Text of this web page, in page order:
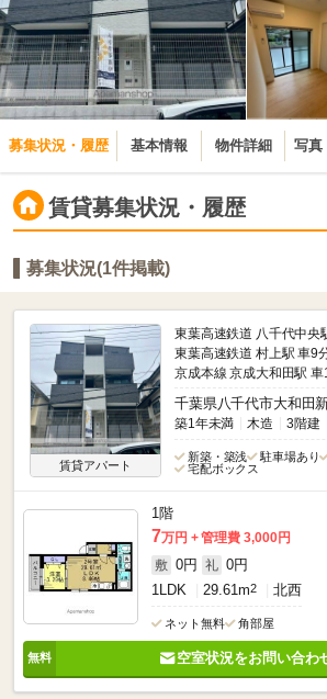
募集状況・履歴 基本情報 物件詳細 写真
賃貸募集状況・履歴
募集状況(1件掲載)
賃貸アパート
東葉高速鉄道 八千代中央
東葉高速鉄道 村上駅 車9
京成本線 京成大和田駅
千葉県八千代市大和田
築1年未満 木造 3階建
新築・築浅 駐車場あり
宅配ボックス
1階
7万円
管理費 3,000円
敷 0円 礼 0円
1LDK
29.61m2 北西
ネット無料 角部屋
空室状況をお問い合わ